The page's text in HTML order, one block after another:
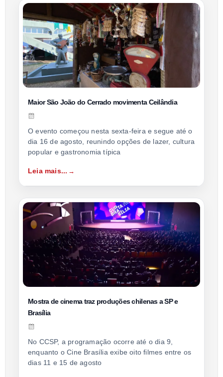
Maior São João do Cerrado movimenta Ceilândia
O evento começou nesta sexta-feira e segue até o
dia 16 de agosto, reunindo opções de lazer, cultura
popular e gastronomia típica
Leia mais...
Mostra de cinema traz produções chilenas a SP e
Brasília
No CCSP, a programação ocorre até o dia 9,
enquanto o Cine Brasília exibe oito filmes entre os
dias 11 e 15 de agosto